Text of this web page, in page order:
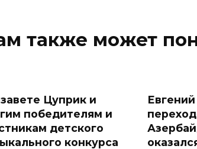
также может
Цуприк и
победителям и
детского
конкурса